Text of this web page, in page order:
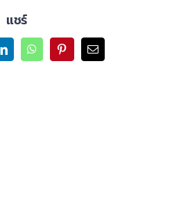
แชร์
LinkedInWhatsAppPinterestEmail